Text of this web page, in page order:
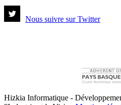
Nous suivre sur Twitter
Hizkia Informatique -